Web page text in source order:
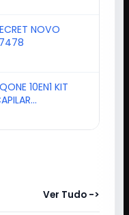
NOVO
10EN1 KIT
Ver Tudo ->